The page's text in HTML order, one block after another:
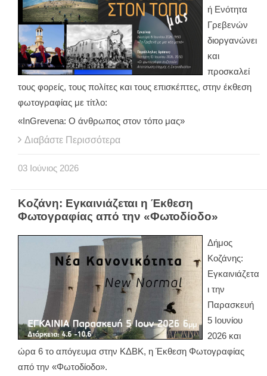
ή Ενότητα
Γρεβενών
διοργανώνει
και
προσκαλεί
τους φορείς, τους πολίτες και τους επισκέπτες, στην έκθεση
φωτογραφίας με τίτλο:
«InGrevena: Ο άνθρωπος στον τόπο μας»
Διαβάστε Περισσότερα
03 Ιούνιος 2026
Κοζάνη: Εγκαινιάζεται η Έκθεση
Φωτογραφίας από την «Φωτοδίοδο»
Δήμος
Κοζάνης:
Εγκαινιάζετα
ι την
Παρασκευή
5 Ιουνίου
2026 και
ώρα 6 το απόγευμα στην ΚΔΒΚ, η Έκθεση Φωτογραφίας
από την «Φωτοδίοδο».